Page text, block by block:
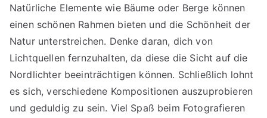
Natürliche Elemente wie Bäume oder Berge können
einen schönen Rahmen bieten und die Schönheit der
Natur unterstreichen. Denke daran, dich von
Lichtquellen fernzuhalten, da diese die Sicht auf die
Nordlichter beeinträchtigen können. Schließlich lohnt
es sich, verschiedene Kompositionen auszuprobieren
und geduldig zu sein. Viel Spaß beim Fotografieren